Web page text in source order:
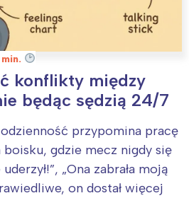
konflikty między
będąc sędzią 24/7
przypomina pracę
gdzie mecz nigdy się
„Ona zabrała moją
on dostał więcej